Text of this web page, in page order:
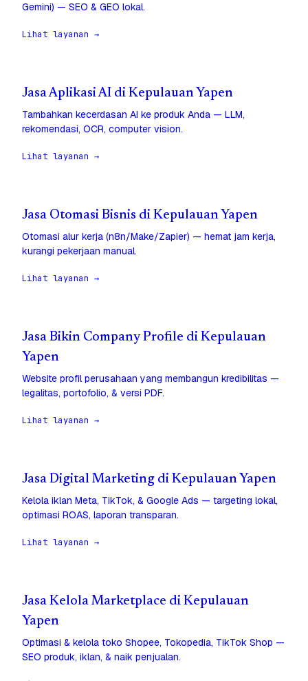
Gemini) — SEO & GEO lokal.
Lihat layanan →
Jasa Aplikasi AI di Kepulauan Yapen
Tambahkan kecerdasan AI ke produk Anda — LLM,
rekomendasi, OCR, computer vision.
Lihat layanan →
Jasa Otomasi Bisnis di Kepulauan Yapen
Otomasi alur kerja (n8n/Make/Zapier) — hemat jam kerja,
kurangi pekerjaan manual.
Lihat layanan →
Jasa Bikin Company Profile di Kepulauan
Yapen
Website profil perusahaan yang membangun kredibilitas —
legalitas, portofolio, & versi PDF.
Lihat layanan →
Jasa Digital Marketing di Kepulauan Yapen
Kelola iklan Meta, TikTok, & Google Ads — targeting lokal,
optimasi ROAS, laporan transparan.
Lihat layanan →
Jasa Kelola Marketplace di Kepulauan
Yapen
Optimasi & kelola toko Shopee, Tokopedia, TikTok Shop —
SEO produk, iklan, & naik penjualan.